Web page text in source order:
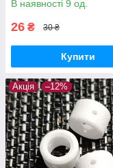
В наявності 9 од.
26 ₴ 30 ₴
Купити
Акція –12%